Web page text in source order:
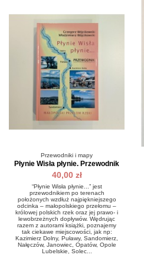
Przewodniki i mapy
Płynie Wisła płynie. Przewodnik
40,00 zł
“Płynie Wisła płynie...” jest
przewodnikiem po terenach
położonych wzdłuż najpiękniejszego
odcinka – małopolskiego przełomu –
królowej polskich rzek oraz jej prawo- i
lewobrzeżnych dopływów. Wędrując
razem z autorami książki, poznajemy
tak ciekawe miejscowości, jak np:
Kazimierz Dolny, Puławy, Sandomierz,
Nałęczów, Janowiec, Opatów, Opole
Lubelskie, Solec...